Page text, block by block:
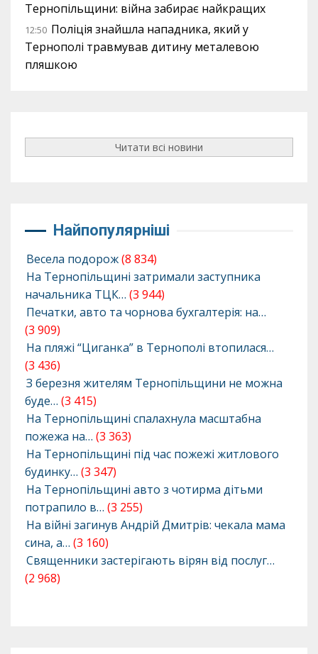
Тернопільщини: війна забирає найкращих
12:50 Поліція знайшла нападника, який у
Тернополі травмував дитину металевою
пляшкою
Читати всі новини
Найпопулярніші
Весела подорож(8 834)
На Тернопільщині затримали заступника
начальника ТЦК… (3 944)
Печатки, авто та чорнова бухгалтерія: на…
(3 909)
На пляжі “Циганка” в Тернополі втопилася…
(3 436)
З березня жителям Тернопільщини не можна
буде… (3 415)
На Тернопільщині спалахнула масштабна
пожежа на… (3 363)
На Тернопільщині під час пожежі житлового
будинку… (3 347)
На Тернопільщині авто з чотирма дітьми
потрапило в… (3 255)
На війні загинув Андрій Дмитрів: чекала мама
сина, а… (3 160)
Священники застерігають вірян від послуг…
(2 968)